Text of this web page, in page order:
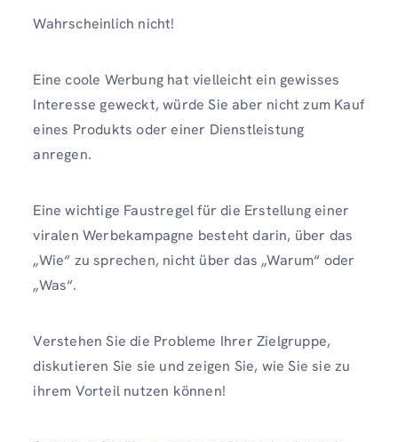
Wahrscheinlich nicht!
Eine coole Werbung hat vielleicht ein gewisses
Interesse geweckt, würde Sie aber nicht zum Kauf
eines Produkts oder einer Dienstleistung
anregen.
Eine wichtige Faustregel für die Erstellung einer
viralen Werbekampagne besteht darin, über das
„Wie“ zu sprechen, nicht über das „Warum“ oder
„Was“.
Verstehen Sie die Probleme Ihrer Zielgruppe,
diskutieren Sie sie und zeigen Sie, wie Sie sie zu
ihrem Vorteil nutzen können!